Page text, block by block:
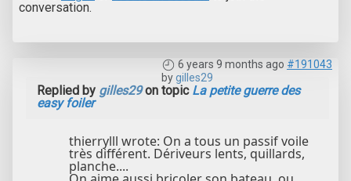
conversation.
6 years 9 months ago #191043
bygilles29
Replied by gilles29on topic La petite guerre des
easy foiler
thierrylll wrote: On a tous un passif voile
très différent. Dériveurs lents, quillards,
planche....